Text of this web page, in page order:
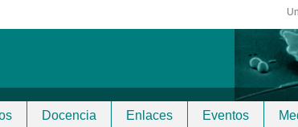
Docencia Enlaces Eventos